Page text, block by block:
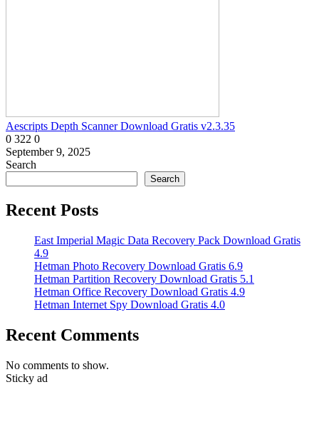
Aescripts Depth Scanner Download Gratis v2.3.35
0 322 0
September 9, 2025
Search
Search
Recent Posts
East Imperial Magic Data Recovery Pack Download Gratis
4.9
Hetman Photo Recovery Download Gratis 6.9
Hetman Partition Recovery Download Gratis 5.1
Hetman Office Recovery Download Gratis 4.9
Hetman Internet Spy Download Gratis 4.0
Recent Comments
No comments to show.
Sticky ad